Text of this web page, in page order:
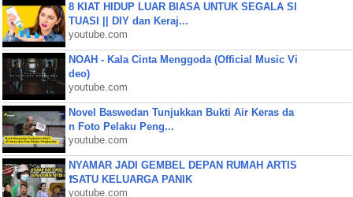
8 KIAT HIDUP LUAR BIASA UNTUK SEGALA SI
TUASI || DIY dan Keraj...
youtube.com
NOAH - Kala Cinta Menggoda (Official Music Vi
deo)
youtube.com
Novel Baswedan Tunjukkan Bukti Air Keras da
n Foto Pelaku Peng...
youtube.com
NYAMAR JADI GEMBEL DEPAN RUMAH ARTIS
❗SATU KELUARGA PANIK
youtube.com